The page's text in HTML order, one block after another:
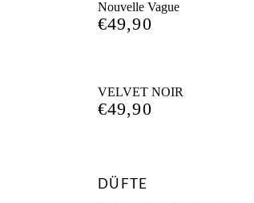
Nouvelle Vague
€49,90
VELVET NOIR
€49,90
DÜFTE